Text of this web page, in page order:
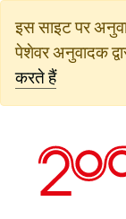
जाएं
इस साइट पर
पेशेवर अनुवादक
करते हैं